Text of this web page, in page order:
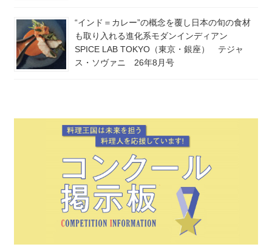
“インド＝カレー”の概念を覆し日本の旬の食材
も取り入れる進化系モダンインディアン
SPICE LAB TOKYO（東京・銀座） テジャ
ス・ソヴァニ 26年8月号